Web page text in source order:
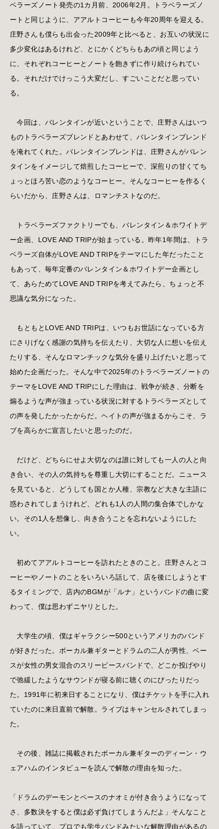
ベラーズノート発売の1カ月前、2006年2月。トラベラーズノ
ートと同じように、アアルトコーヒーも今年20周年を迎える。
庄野さんも僕らも出会った2009年と比べると、お互いの状況に
多少変化はあるけれど、とにかくどちらもあの頃と同じよう
に、それぞれコーヒーとノートを飽きずに作り続けられてい
る。それだけでけっこう大変だし、すごいことだと思ってい
る。
今回は、バレンタインが近いということで、庄野さんはいつ
ものトラベラーズブレンドとあわせて、バレンタインブレンド
を淹れてくれた。バレンタインブレンドは、庄野さんがバレン
タインをイメージして焙煎したコーヒーで、深煎りの甘くてち
ょっとほろ苦い恋のようなコーヒー。そんなコーヒーを作るく
らいだから、庄野さんは、ロマンチストなのだ。
トラベラーズファクトリーでも、バレンタイン＆ホワイトデ
ー企画、LOVE AND TRIPが始まっている。昨年1年間は、トラ
ベラーズ自体がLOVE AND TRIPをテーマにした年だったこと
もあって、毎年定番のバレンタイン＆ホワイトデー企画とし
て、あらためてLOVE AND TRIPを考えてみたら、ちょっと不
思議な気分になった。
もともとLOVE AND TRIPは、いつもお世話になっている方
にさりげなく感謝の気持ちを伝えたり、大切な人に想いを伝え
たりする、そんなロマンチックな気分を盛り上げたいと思って
始めた企画だった。そんな中で2025年のトラベラーズノートの
テーマをLOVE AND TRIPにした理由は、戦争が続き、分断を
煽るような声が強まっている状況に対するトラベラーズとして
の声を発したかったからだ。ヘイトの声が強まるからこそ、ラ
ブを高らかに宣言したいと思ったのだ。
だけど、どちらにせよ大切なのは誰に対しても一人の人と向
き合い、その人の気持ちを尊重し大切にすることだ。ニュース
を見ていると、どうしても国とか人種、宗教など大きな主語に
惑わされてしまうけれど、どれも1人の人間の集合体でしかな
い。その1人を想像し、向き合うことを忘れないようにした
い。
初めてアアルトコーヒーを訪れたときのこと。庄野さんとコ
ーヒーやノートのことをいろいろ話して、店を後にしようとす
るタイミングで、店内のBGMが「ルナ」というバンドの曲に変
わって、僕は思わずニヤリとした。
大学生の頃、僕はギャラクシー500というアメリカのバンド
が好きだった。ボーカル兼ギターとドラムの二人が男性、ベー
スが女性の男女混合のスリーピースバンドで、どこか投げやり
で弛緩したようなサウンドが寝る前に聴くのにぴったりだっ
た。1991年に初来日することになり、僕はチケットを手に入れ
ていたのに来日直前で解散。ライブはキャンセルされてしまっ
た。
その後、雑誌に掲載されたボーカル兼ギターのディーン・ウ
ェアハムのインタビューを読んで解散の理由を知った。
「ドラムのデーモンとベースのナオミが付き合うようになって
さ、多数決をすると僕は必ず負けてしまうんだよ」そんなこと
を語っていて、プロでも学生バンドみたいな解散理由があるの